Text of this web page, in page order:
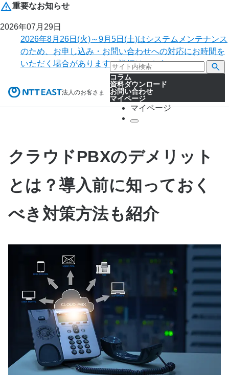
重要なお知らせ
2026年07月29日
2026年8月26日(火)～9月5日(土)はシステムメンテナンス
のため、お申し込み・お問い合わせへの対応にお時間を
いただく場合があります。詳細はこちら。
法人のお客さま
コラム
資料ダウンロード
お問い合わせ
マイページ
マイページ
クラウドPBXのデメリット
とは？導入前に知っておく
べき対策方法も紹介